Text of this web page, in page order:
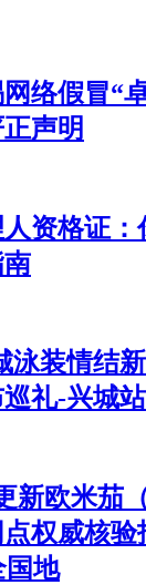
络假冒“
声明
资格证
泳装情结
礼-兴城站
新欧米茄
权威核
国地